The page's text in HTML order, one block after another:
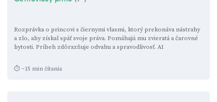
Rozprávka o princovi s čiernymi vlasmi, ktorý prekonáva nástrahy
a zlo, aby získal späť svoje práva. Pomáhajú mu zvieratá a čarovné
bytosti. Príbeh zdôrazňuje odvahu a spravodlivosť. AI
⏱ ~15 min čítania